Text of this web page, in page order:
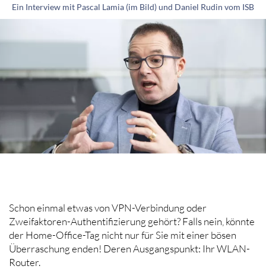
Ein Interview mit Pascal Lamia (im Bild) und Daniel Rudin vom ISB
Schon einmal etwas von VPN-Verbindung oder
Zweifaktoren-Authentifizierung gehört? Falls nein, könnte
der Home-Office-Tag nicht nur für Sie mit einer bösen
Überraschung enden! Deren Ausgangspunkt: Ihr WLAN-
Router.